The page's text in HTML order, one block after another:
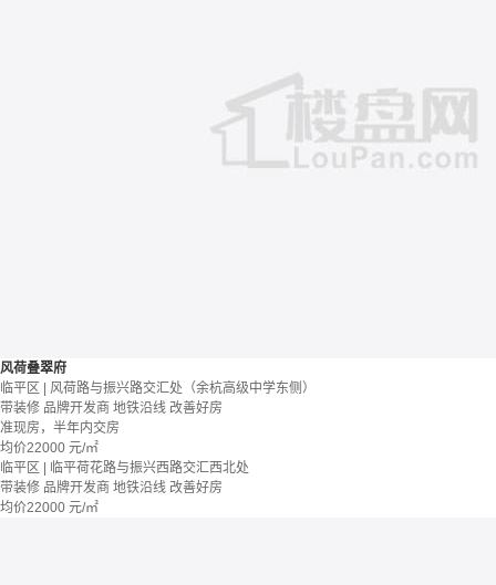
风荷叠翠府
临平区 | 风荷路与振兴路交汇处（余杭高级中学东侧）
带装修 品牌开发商 地铁沿线 改善好房
准现房，半年内交房
均价22000 元/㎡
临平区 | 临平荷花路与振兴西路交汇西北处
带装修 品牌开发商 地铁沿线 改善好房
均价22000 元/㎡